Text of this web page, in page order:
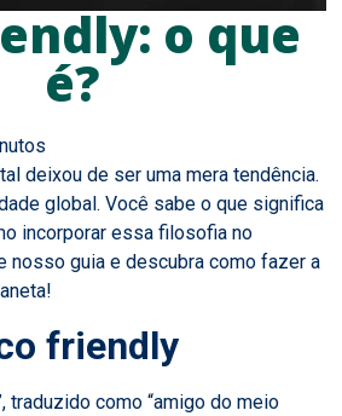
o que
é?
deixou de ser uma mera tendência.
global. Você sabe o que significa
incorporar essa filosofia no
nosso guia e descubra como fazer a
friendly
traduzido como “amigo do meio